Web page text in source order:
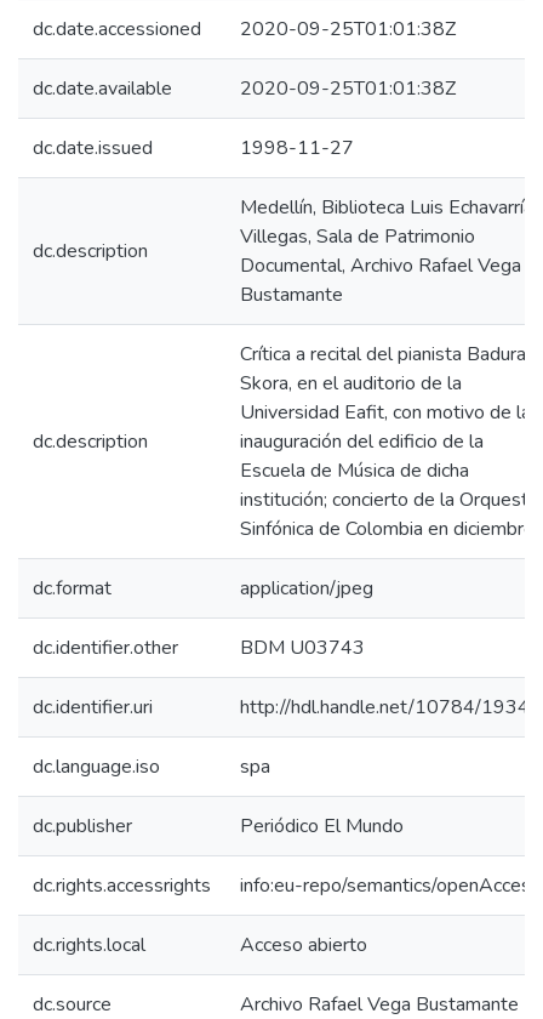
dc.date.accessioned 2020-09-25T01:01:38Z
dc.date.available 2020-09-25T01:01:38Z
dc.date.issued 1998-11-27
dc.description
Medellín, Biblioteca Luis Echavarría
Villegas, Sala de Patrimonio
Documental, Archivo Rafael Vega
Bustamante
dc.description
Crítica a recital del pianista Badura
Skora, en el auditorio de la
Universidad Eafit, con motivo de la
inauguración del edificio de la
Escuela de Música de dicha
institución; concierto de la Orquesta
Sinfónica de Colombia en diciembre
dc.format application/jpeg
dc.identifier.other BDM U03743
dc.identifier.uri http://hdl.handle.net/10784/19349
dc.language.iso spa
dc.publisher Periódico El Mundo
dc.rights.accessrights info:eu-repo/semantics/openAccess
dc.rights.local Acceso abierto
dc.source Archivo Rafael Vega Bustamante